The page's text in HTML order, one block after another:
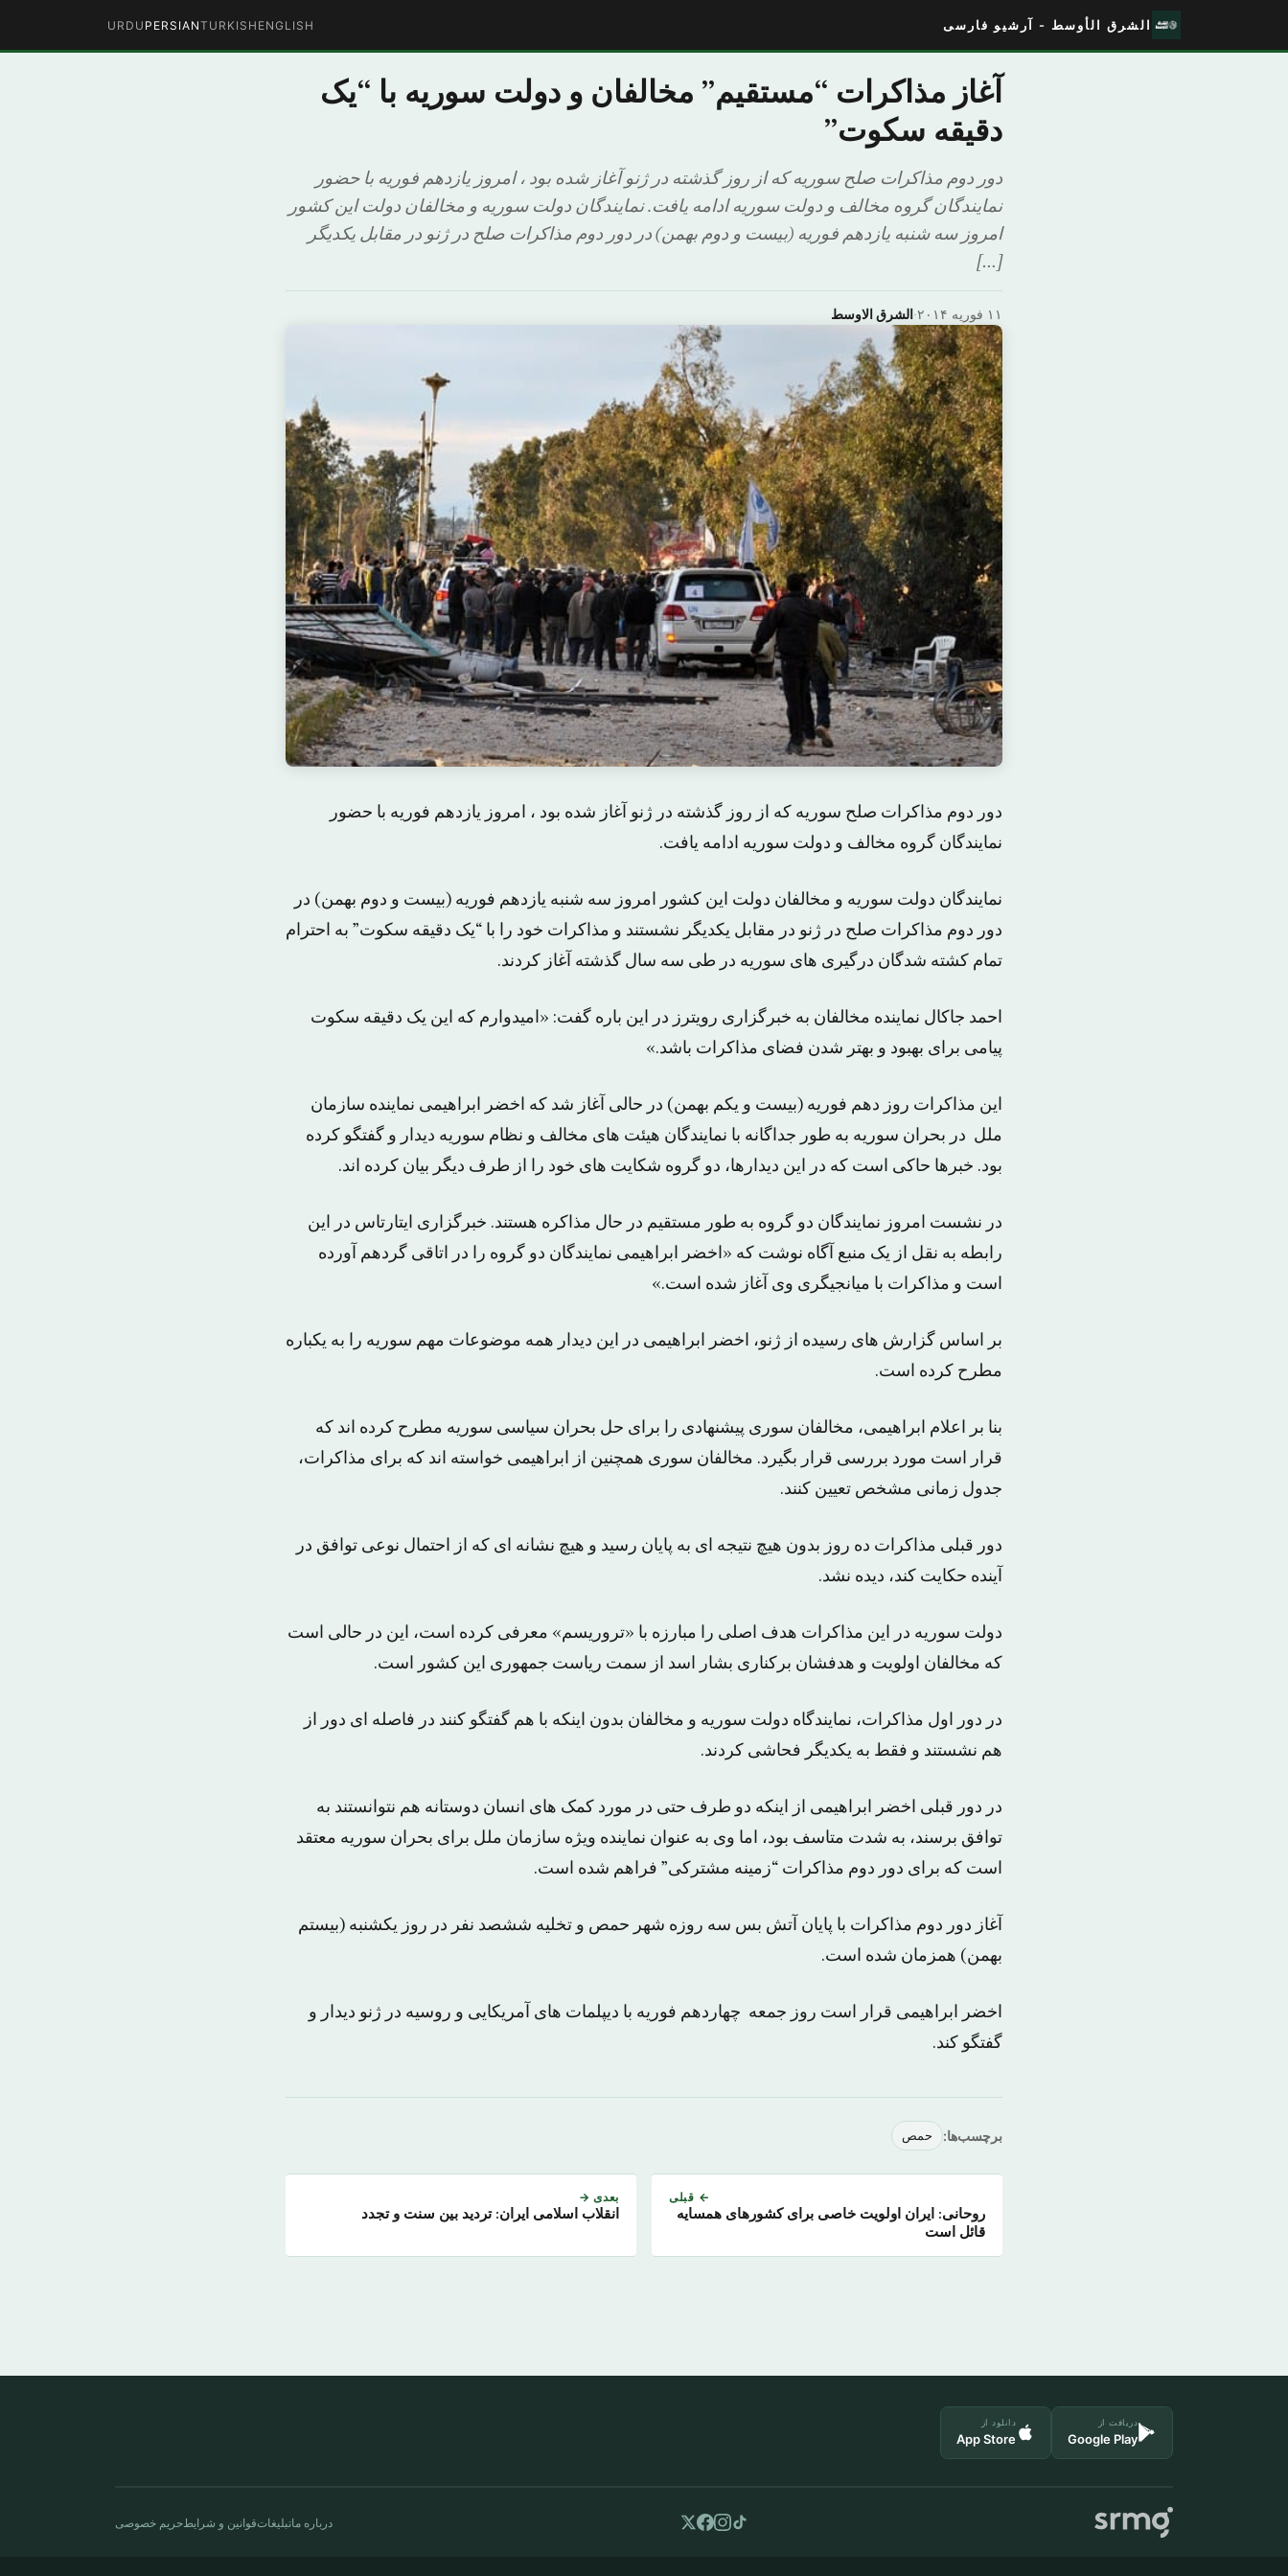
الشرق الأوسط - آرشیو فارسی ENGLISH
TURKISH
PERSIAN
URDU
آغاز مذاکرات “مستقیم” مخالفان و دولت سوریه با “یک
دقیقه سکوت”
دور دوم مذاکرات صلح سوریه که از روز گذشته در ژنو آغاز شده بود ، امروز یازدهم فوریه با حضور
نمایندگان گروه مخالف و دولت سوریه ادامه یافت. نمایندگان دولت سوریه و مخالفان دولت این کشور
امروز سه شنبه یازدهم فوریه (بیست و دوم بهمن) در دور دوم مذاکرات صلح در ژنو در مقابل یکدیگر
[…]
الشرق الاوسط· ۱۱ فوریه ۲۰۱۴
دور دوم مذاکرات صلح سوریه که از روز گذشته در ژنو آغاز شده بود ، امروز یازدهم فوریه با حضور
نمایندگان گروه مخالف و دولت سوریه ادامه یافت.
نمایندگان دولت سوریه و مخالفان دولت این کشور امروز سه شنبه یازدهم فوریه (بیست و دوم بهمن) در
دور دوم مذاکرات صلح در ژنو در مقابل یکدیگر نشستند و مذاکرات خود را با “یک دقیقه سکوت” به احترام
تمام کشته شدگان درگیری های سوریه در طی سه سال گذشته آغاز کردند.
احمد جاکال نماینده مخالفان به خبرگزاری رویترز در این باره گفت: «امیدوارم که این یک دقیقه سکوت
پیامی برای بهبود و بهتر شدن فضای مذاکرات باشد.»
این مذاکرات روز دهم فوریه (بیست و یکم بهمن) در حالی آغاز شد که اخضر ابراهیمی نماینده سازمان
ملل در بحران سوریه به طور جداگانه با نمایندگان هیئت های مخالف و نظام سوریه دیدار و گفتگو کرده
بود. خبرها حاکی است که در این دیدارها، دو گروه شکایت های خود را از طرف دیگر بیان کرده اند.
در نشست امروز نمایندگان دو گروه به طور مستقیم در حال مذاکره هستند. خبرگزاری ایتارتاس در این
رابطه به نقل از یک منبع آگاه نوشت که «اخضر ابراهیمی نمایندگان دو گروه را در اتاقی گردهم آورده
است و مذاکرات با میانجیگری وی آغاز شده است.»
بر اساس گزارش های رسیده از ژنو، اخضر ابراهیمی در این دیدار همه موضوعات مهم سوریه را به یکباره
مطرح کرده است.
بنا بر اعلام ابراهیمی، مخالفان سوری پیشنهادی را برای حل بحران سیاسی سوریه مطرح کرده اند که
قرار است مورد بررسی قرار بگیرد. مخالفان سوری همچنین از ابراهیمی خواسته اند که برای مذاکرات،
جدول زمانی مشخص تعیین کنند.
دور قبلی مذاکرات ده روز بدون هیچ نتیجه ای به پایان رسید و هیچ نشانه ای که از احتمال نوعی توافق در
آینده حکایت کند، دیده نشد.
دولت سوریه در این مذاکرات هدف اصلی را مبارزه با «تروریسم» معرفی کرده است، این در حالی است
که مخالفان اولویت و هدفشان برکناری بشار اسد از سمت ریاست جمهوری این کشور است.
در دور اول مذاکرات، نمایندگاه دولت سوریه و مخالفان بدون اینکه با هم گفتگو کنند در فاصله ای دور از
هم نشستند و فقط به یکدیگر فحاشی کردند.
در دور قبلی اخضر ابراهیمی از اینکه دو طرف حتی در مورد کمک های انسان دوستانه هم نتوانستند به
توافق برسند، به شدت متاسف بود، اما وی به عنوان نماینده ویژه سازمان ملل برای بحران سوریه معتقد
است که برای دور دوم مذاکرات “زمینه مشترکی” فراهم شده است.
آغاز دور دوم مذاکرات با پایان آتش بس سه روزه شهر حمص و تخلیه ششصد نفر در روز یکشنبه (بیستم
بهمن) همزمان شده است.
اخضر ابراهیمی قرار است روز جمعه چهاردهم فوریه با دیپلمات های آمریکایی و روسیه در ژنو دیدار و
گفتگو کند.
برچسب‌ها: حمص
← قبلی
روحانی: ایران اولویت خاصی برای کشورهای همسایه
قائل است
بعدی →
انقلاب اسلامی ایران: تردید بین سنت و تجدد
دریافت از
Google Play
دانلود از
App Store
درباره ماتبلیغاتقوانین و شرایط حریم خصوصی